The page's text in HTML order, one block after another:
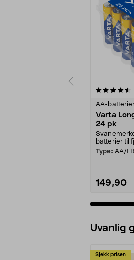
AA-
Varta
24 pk
batterier til
Type: AA/
149,90
Uvanlig
Sjekk prisen